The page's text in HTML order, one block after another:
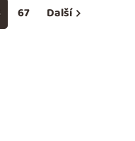
67 Další